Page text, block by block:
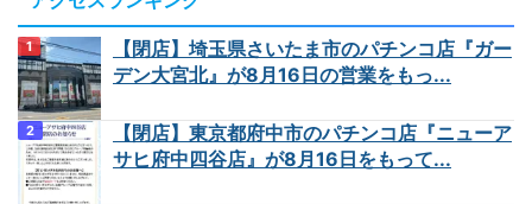
【閉店】埼玉県さいたま市のパチンコ店『ガー
デン大宮北』が8月16日の営業をもっ...
【閉店】東京都府中市のパチンコ店『ニューア
サヒ府中四谷店』が8月16日をもって...